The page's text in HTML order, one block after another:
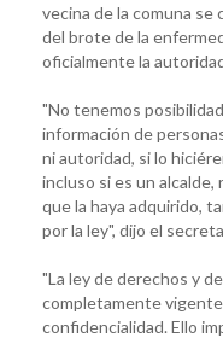
vecina de la comuna
del brote de la
oficialmente la
"No tenemos
información de
ni autoridad, si lo
incluso si es un alcalde,
que la haya adquirido,
por la ley", dijo el
"La ley de derechos y
completamente vigente
confidencialidad. Ello